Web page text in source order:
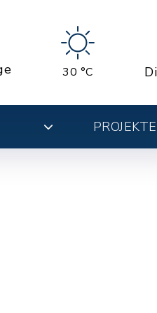
30 °C
PROJEKTE